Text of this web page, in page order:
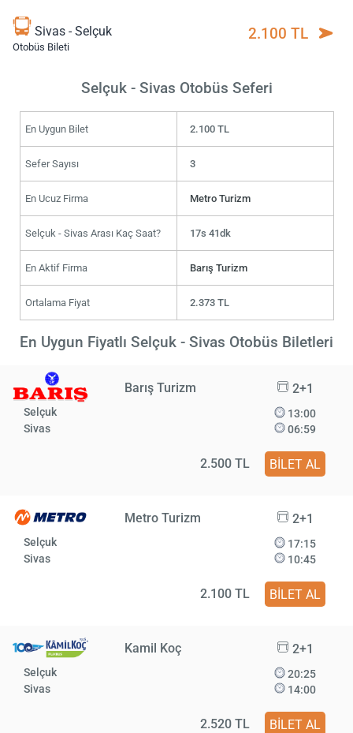
Sivas - Selçuk
Otobüs Bileti
2.100 TL
Selçuk - Sivas Otobüs Seferi
En Uygun Bilet 2.100 TL
Sefer Sayısı 3
En Ucuz Firma Metro Turizm
Selçuk - Sivas Arası Kaç Saat? 17s 41dk
En Aktif Firma Barış Turizm
Ortalama Fiyat 2.373 TL
En Uygun Fiyatlı Selçuk - Sivas Otobüs Biletleri
Barış Turizm 2+1
Selçuk
Sivas
13:00
06:59
2.500 TL BİLET AL
Metro Turizm 2+1
Selçuk
Sivas
17:15
10:45
2.100 TL BİLET AL
Kamil Koç 2+1
Selçuk
Sivas
20:25
14:00
2.520 TL BİLET AL